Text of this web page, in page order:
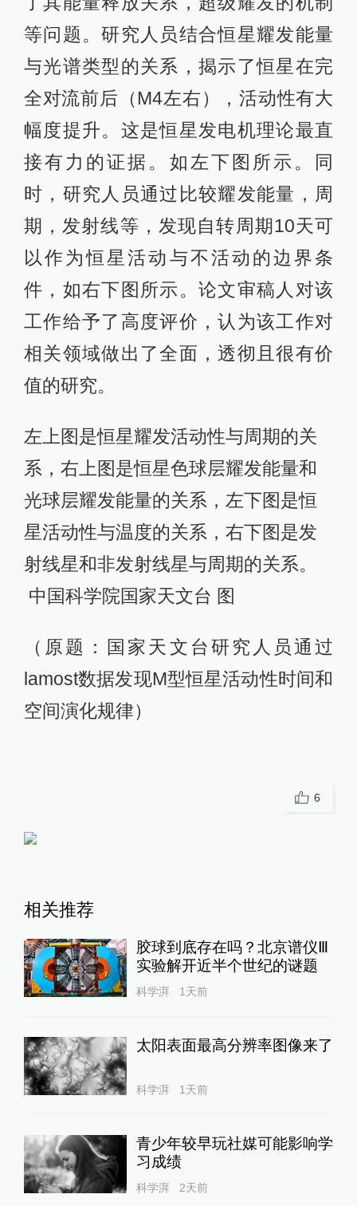
等问题。研究人员结合恒星耀发能量
与光谱类型的关系，揭示了恒星在完
全对流前后（M4左右），活动性有大
幅度提升。这是恒星发电机理论最直
接有力的证据。如左下图所示。同
时，研究人员通过比较耀发能量，周
期，发射线等，发现自转周期10天可
以作为恒星活动与不活动的边界条
件，如右下图所示。论文审稿人对该
工作给予了高度评价，认为该工作对
相关领域做出了全面，透彻且很有价
值的研究。
左上图是恒星耀发活动性与周期的关
系，右上图是恒星色球层耀发能量和
光球层耀发能量的关系，左下图是恒
星活动性与温度的关系，右下图是发
射线星和非发射线星与周期的关系。
中国科学院国家天文台 图
（原题：国家天文台研究人员通过
lamost数据发现M型恒星活动性时间和
空间演化规律）
6
相关推荐
胶球到底存在吗？北京谱仪Ⅲ
实验解开近半个世纪的谜题
科学湃 1天前
太阳表面最高分辨率图像来了
科学湃 1天前
青少年较早玩社媒可能影响学
习成绩
科学湃 2天前